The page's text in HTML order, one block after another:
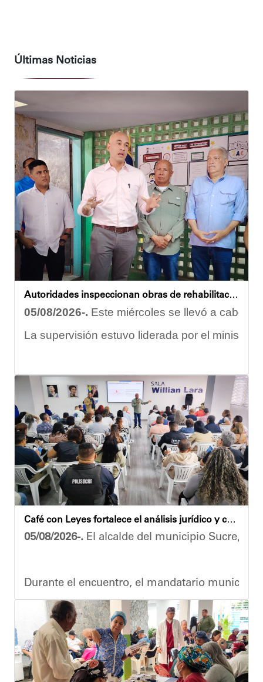
Últimas Noticias
Autoridades inspeccionan obras de rehabilitación en la U.E.N. José Antonio Calcaño en Caucagüita
05/08/2026-. Este miércoles se llevó a cabo
La supervisión estuvo liderada por el ministro
Las obras en ejecución contemplanla pintura
El alcalde Diógenes Lara expresó sus
Damos las gracias por esta recuperación en
​Por su parte, el gobernador del estado
​"Tenemos un desafío en todo el estado
​Finalmente, el ministro de Educación, Héctor
Esta jornada ratifica el esfuerzo articulado
Joshua Piña.
Café con Leyes fortalece el análisis jurídico y constitucional en el municipio Sucre
05/08/2026-. El alcalde del municipio Sucre,
Durante el encuentro, el mandatario
Vladimir Blanco, abogado y participante
El programa "Café con Leyes" se consolida